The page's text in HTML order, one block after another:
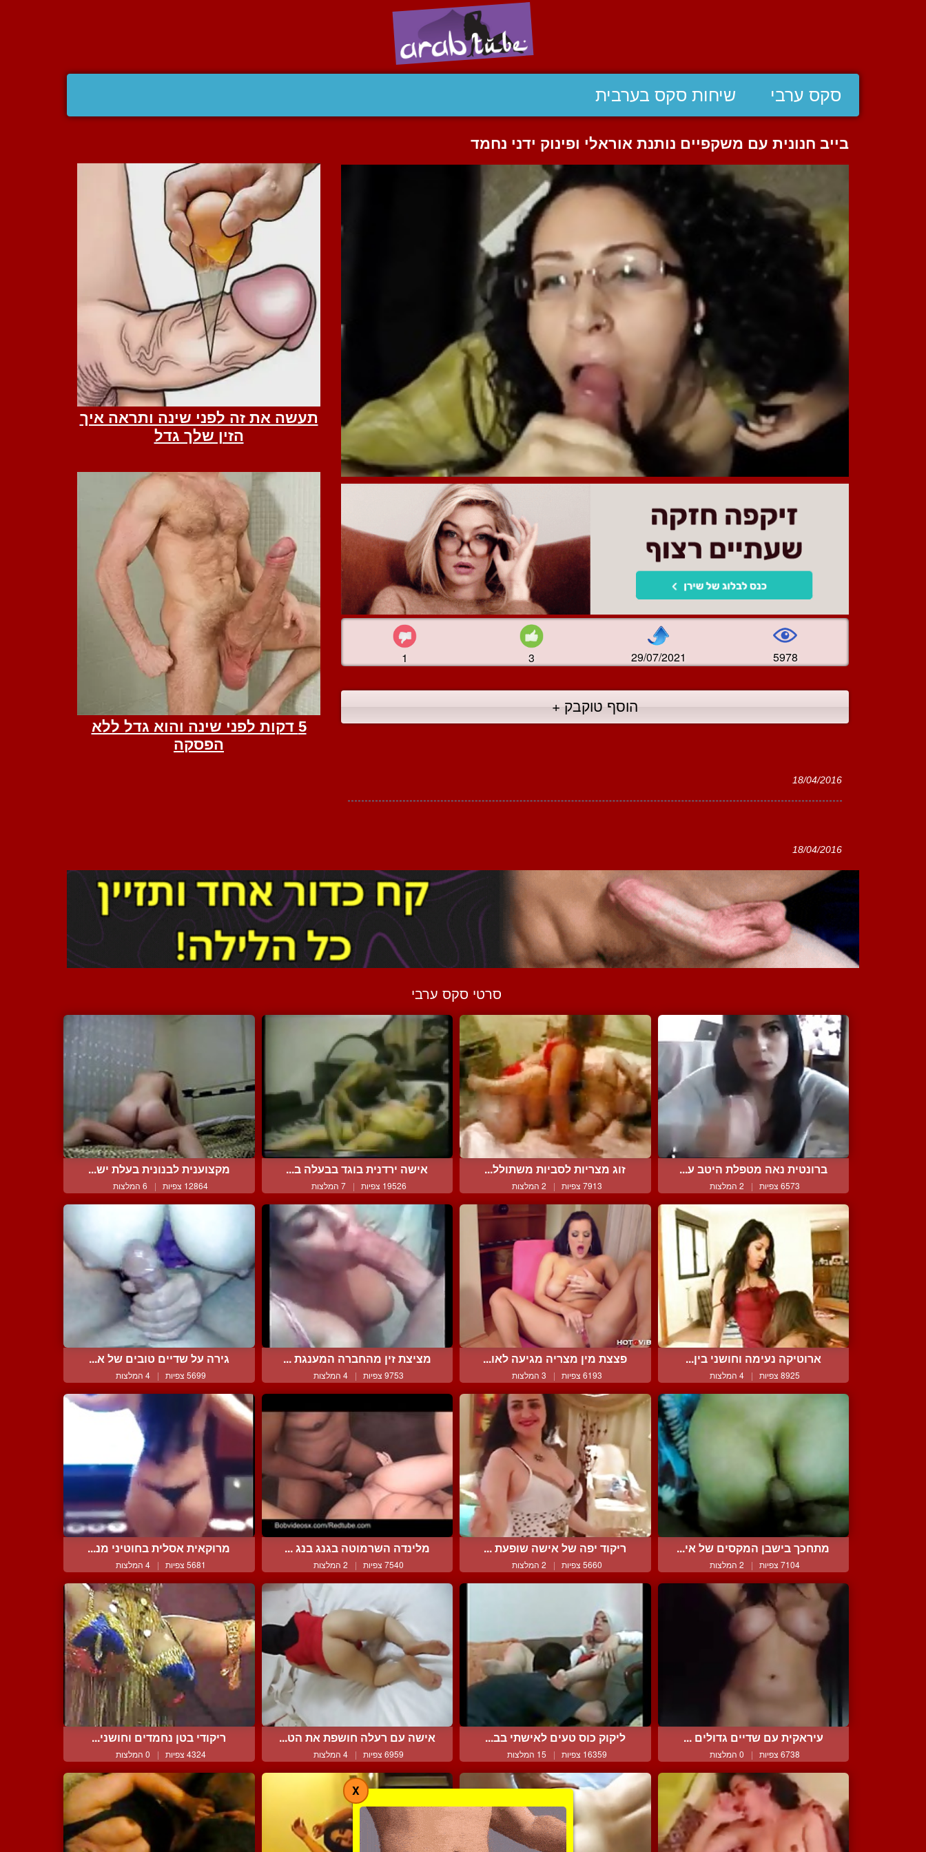
סקס ערבי שיחות סקס בערבית
בייב חנונית עם משקפיים נותנת אוראלי ופינוק ידני נחמד
1 3 29/07/2021 5978
הוסף טוקבק +
18/04/2016
18/04/2016
סרטי סקס ערבי
ברונטית נאה מטפלת היטב ע...
6573 צפיות | 2 המלצות
זוג מצריות לסביות משתולל...
7913 צפיות | 2 המלצות
אישה ירדנית בוגד בבעלה ב...
19526 צפיות | 7 המלצות
מקצוענית לבנונית בעלת יש...
12864 צפיות | 6 המלצות
ארוטיקה נעימה וחושני בין...
8925 צפיות | 4 המלצות
פצצת מין מצריה מגיעה לאו...
6193 צפיות | 3 המלצות
מציצת זין מהחברה המענגת ...
9753 צפיות | 4 המלצות
גירה על שדיים טובים של א...
5699 צפיות | 4 המלצות
מתחכך בישבן המקסים של אי...
7104 צפיות | 2 המלצות
ריקוד יפה של אישה שופעת ...
5660 צפיות | 2 המלצות
מלינדה השרמוטה בגנג בנג ...
7540 צפיות | 2 המלצות
מרוקאית אסלית בחוטיני מנ...
5681 צפיות | 4 המלצות
עיראקית עם שדיים גדולים ...
6738 צפיות | 0 המלצות
ליקוק כוס טעים לאישתי בב...
16359 צפיות | 15 המלצות
אישה עם רעלה חושפת את הט...
6959 צפיות | 4 המלצות
ריקודי בטן נחמדים וחושני...
4324 צפיות | 0 המלצות
X